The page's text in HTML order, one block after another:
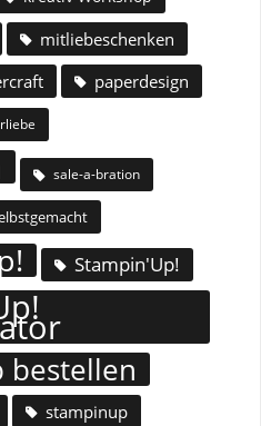
mitliebeschenken
paperdesign
sale-a-bration
Stampin'Up!
bestellen
stampinup